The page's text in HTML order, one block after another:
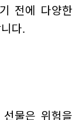
전에 다양한
다.
물은 위험을